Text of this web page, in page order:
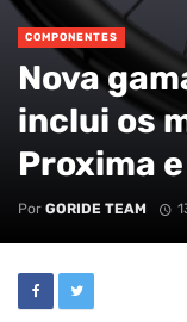
COMPONENTES
Nova
inclui os
Proxima
Por GORIDE TEAM